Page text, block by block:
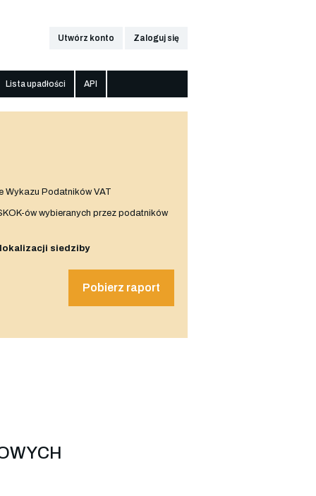
Utwórz konto Zaloguj się
Lista upadłości API
Wykazu Podatników VAT
ów wybieranych przez podatników
lokalizacji siedziby
Pobierz raport